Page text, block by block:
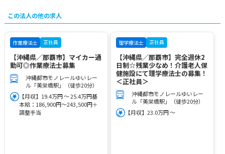
この法人の他の求人
作業療法士 正社員
【沖縄県／那覇市】マイカー通
勤可◎作業療法士募集
沖縄都市モノレールゆいレー
ル「美栄橋駅」（徒歩20分）
【月収】19.4万円 ～ 25.4万円基
本給：186,900円～243,500円＋
調整手当
理学療法士 正社員
【沖縄県／那覇市】完全週休2
日制☆残業少なめ！介護老人保
健施設にて理学療法士の募集！
＜正社員＞
沖縄都市モノレールゆいレー
ル「美栄橋駅」（徒歩20分）
【月収】23.0万円 ～